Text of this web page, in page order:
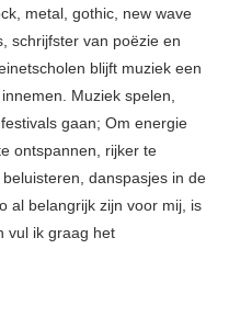
metal, gothic, new wave
schrijfster van poëzie en
blijft muziek een
Muziek spelen,
gaan; Om energie
ontspannen, rijker te
danspasjes in de
al belangrijk zijn voor mij, is
vul ik graag het